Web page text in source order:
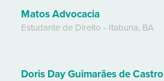
Matos Advocacia
Estudante de Direito - Itabuna, BA
Doris Day Guimarães de Castro